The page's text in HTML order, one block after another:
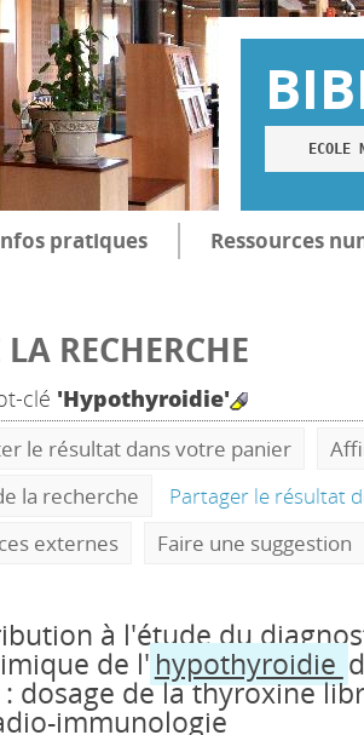
ECOLE
pratiques Ressources
RECHERCHE
clé 'Hypothyroidie'
le résultat dans votre panier
la recherche
Partager le résultat
externes
Faire une suggestion
à l'étude du
de l' hypothyroidie
dosage de la thyroxine
immunologie